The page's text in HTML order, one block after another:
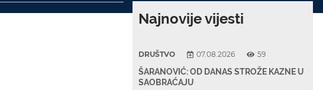
Najnovije vijesti
DRUŠTVO 07.08.2026 59
ŠARANOVIĆ: OD DANAS STROŽE KAZNE U
SAOBRAĆAJU